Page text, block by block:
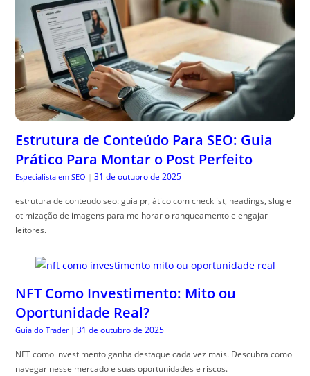
Estrutura de Conteúdo Para SEO: Guia
Prático Para Montar o Post Perfeito
Especialista em SEO | 31 de outubro de 2025
estrutura de conteudo seo: guia pr, ático com checklist, headings, slug e
otimização de imagens para melhorar o ranqueamento e engajar
leitores.
NFT Como Investimento: Mito ou
Oportunidade Real?
Guia do Trader | 31 de outubro de 2025
NFT como investimento ganha destaque cada vez mais. Descubra como
navegar nesse mercado e suas oportunidades e riscos.